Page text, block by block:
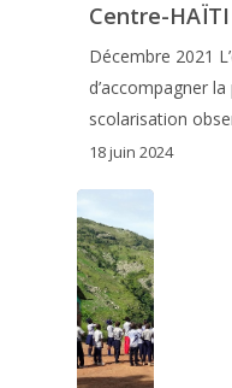
Centre-
Décembre 2021
d’accompagner
scolarisation
18 juin 2024